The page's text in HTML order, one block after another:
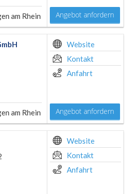
am Rhein Angebot anfordern
am Rhein
Website
Kontakt
Anfahrt
Angebot anfordern
Website
Kontakt
Anfahrt